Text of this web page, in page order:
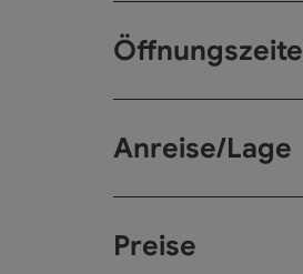
Anreise/Lage
Preise